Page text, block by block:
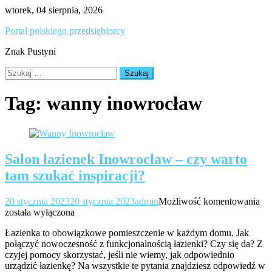
Skip
content
wtorek, 04 sierpnia, 2026
Portal polskiego przedsiębiorcy
Znak Pustyni
Szukaj:
Tag: wanny inowrocław
Salon łazienek Inowrocław – czy warto
tam szukać inspiracji?
20 stycznia 202320 stycznia 2023adminMożliwość komentowania
czy
została wyłączona
Łazienka to obowiązkowe pomieszczenie w każdym domu. Jak
połączyć nowoczesność z funkcjonalnością łazienki? Czy się da? Z
czyjej pomocy skorzystać, jeśli nie wiemy, jak odpowiednio
urządzić łazienkę? Na wszystkie te pytania znajdziesz odpowiedź w